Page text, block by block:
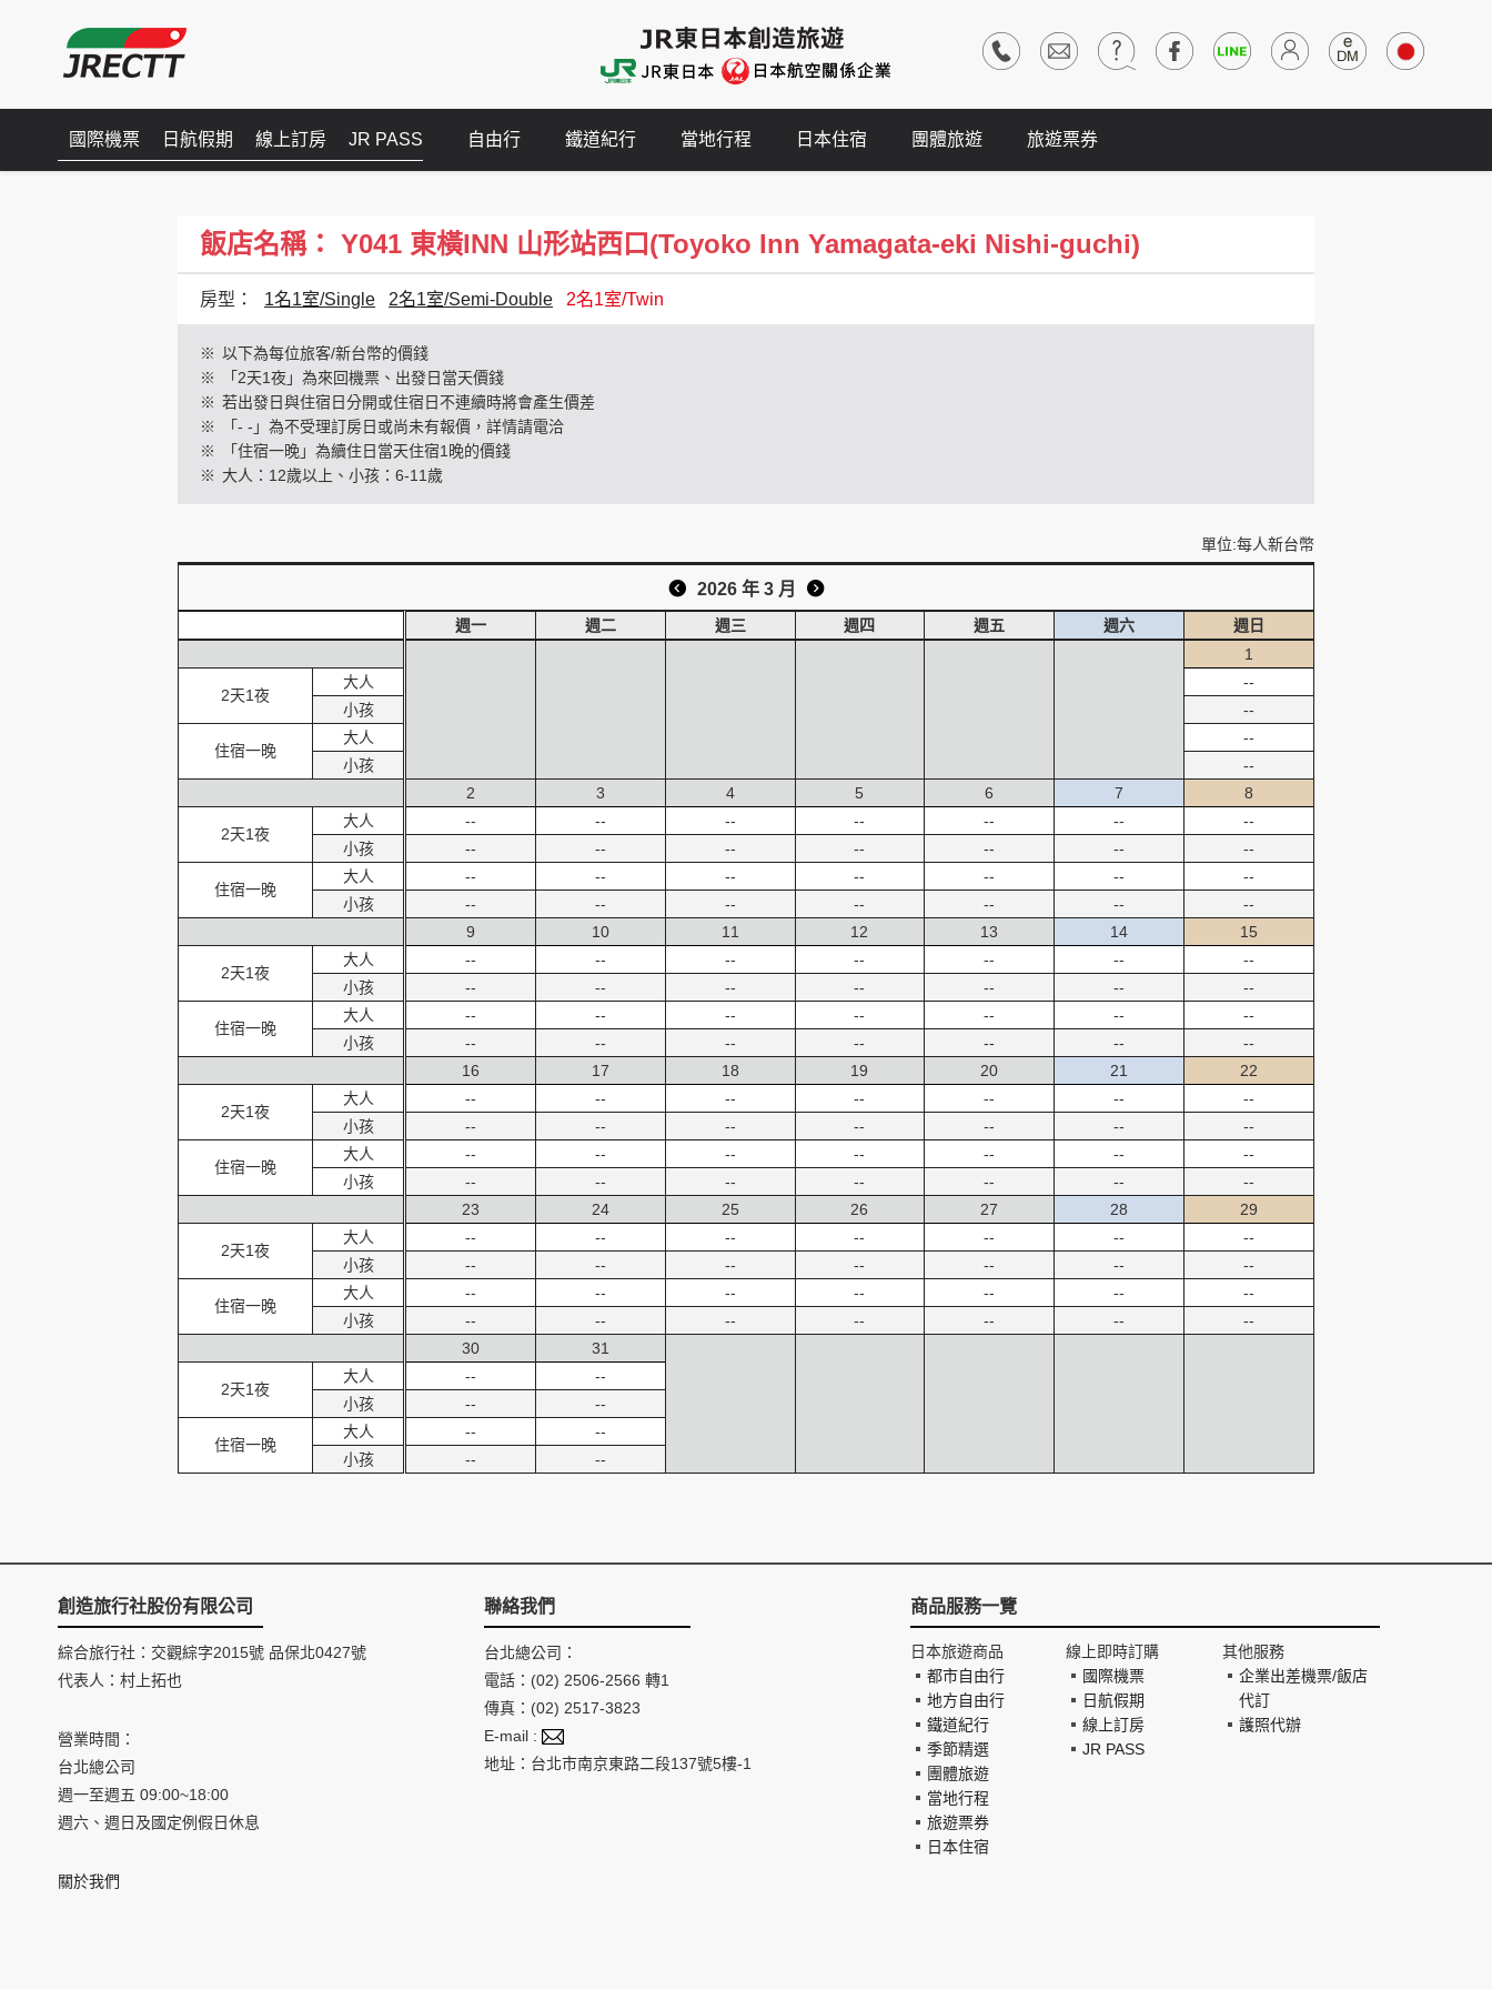
國際機票 日航假期 線上訂房 JR PASS 自由行 鐵道紀行 當地行程 日本住宿 團體旅遊 旅遊票券
飯店名稱： Y041 東橫INN 山形站西口(Toyoko Inn Yamagata-eki Nishi-guchi)
房型： 1名1室/Single 2名1室/Semi-Double 2名1室/Twin
※ 以下為每位旅客/新台幣的價錢
※
「2天1夜」為來回機票、出發日當天價錢
※ 若出發日與住宿日分開或住宿日不連續時將會產生價差
※
「- -」為不受理訂房日或尚未有報價，詳情請電洽
※
「住宿一晚」為續住日當天住宿1晚的價錢
※ 大人：12歲以上、小孩：6-11歲
單位:每人新台幣
2026 年 3 月
2天1夜
大人
小孩
住宿一晚
大人
小孩
2天1夜
大人
小孩
住宿一晚
大人
小孩
2天1夜
大人
小孩
住宿一晚
大人
小孩
2天1夜
大人
小孩
住宿一晚
大人
小孩
2天1夜
大人
小孩
住宿一晚
大人
小孩
2天1夜
大人
小孩
住宿一晚
大人
小孩
週一 週二 週三 週四 週五 週六
週日
1
--
--
--
--
2
--
--
--
--
3
--
--
--
--
4
--
--
--
--
5
--
--
--
--
6
--
--
--
--
7
--
--
--
--
8
--
--
--
--
9
--
--
--
--
10
--
--
--
--
11
--
--
--
--
12
--
--
--
--
13
--
--
--
--
14
--
--
--
--
15
--
--
--
--
16
--
--
--
--
17
--
--
--
--
18
--
--
--
--
19
--
--
--
--
20
--
--
--
--
21
--
--
--
--
22
--
--
--
--
23
--
--
--
--
24
--
--
--
--
25
--
--
--
--
26
--
--
--
--
27
--
--
--
--
28
--
--
--
--
29
--
--
--
--
30
--
--
--
--
31
--
--
--
--
創造旅行社股份有限公司
綜合旅行社：交觀綜字2015號 品保北0427號
代表人：村上拓也
營業時間：
台北總公司
週一至週五 09:00~18:00
週六、週日及國定例假日休息
關於我們
聯絡我們
台北總公司：
電話：(02) 2506-2566 轉1
傳真：(02) 2517-3823
E-mail :
地址：台北市南京東路二段137號5樓-1
商品服務一覽
日本旅遊商品
都市自由行
地方自由行
鐵道紀行
季節精選
團體旅遊
當地行程
旅遊票券
日本住宿
線上即時訂購
國際機票
日航假期
線上訂房
JR PASS
其他服務
企業出差機票/飯店
代訂
護照代辦